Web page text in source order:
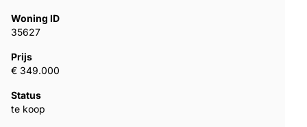
Woning ID
35627
Prijs
€ 349.000
Status
te koop